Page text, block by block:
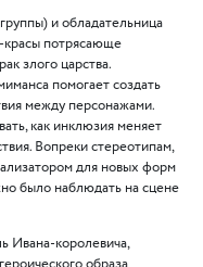
и обладательница
красы потрясающе
злого царства.
помогает создать
между персонажами.
как инклюзия меняет
Вопреки стереотипам,
для новых форм
было наблюдать на сцене
Ивана-королевича,